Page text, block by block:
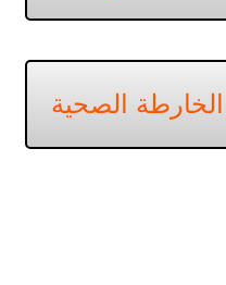
الخارطة الصحية